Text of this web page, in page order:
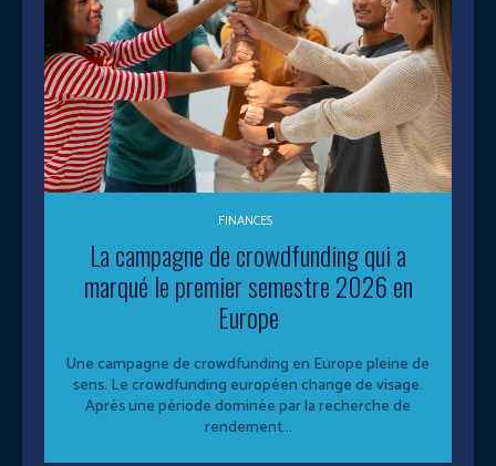
FINANCES
La campagne de crowdfunding qui a
marqué le premier semestre 2026 en
Europe
Une campagne de crowdfunding en Europe pleine de
sens. Le crowdfunding européen change de visage.
Après une période dominée par la recherche de
rendement...